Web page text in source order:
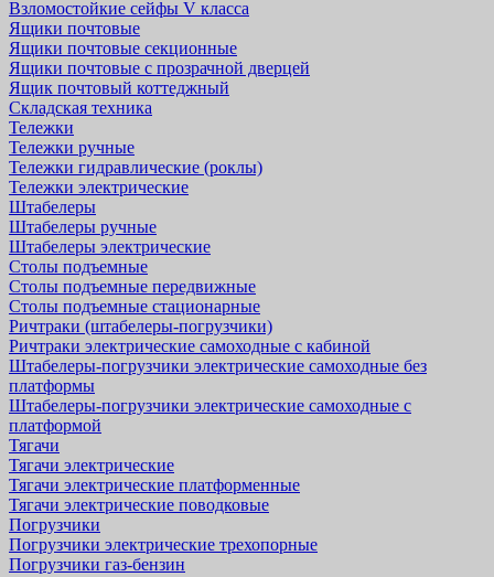
Взломостойкие сейфы V класса
Ящики почтовые
Ящики почтовые секционные
Ящики почтовые с прозрачной дверцей
Ящик почтовый коттеджный
Складская техника
Тележки
Тележки ручные
Тележки гидравлические (роклы)
Тележки электрические
Штабелеры
Штабелеры ручные
Штабелеры электрические
Столы подъемные
Столы подъемные передвижные
Столы подъемные стационарные
Ричтраки (штабелеры-погрузчики)
Ричтраки электрические самоходные с кабиной
Штабелеры-погрузчики электрические самоходные без
платформы
Штабелеры-погрузчики электрические самоходные с
платформой
Тягачи
Тягачи электрические
Тягачи электрические платформенные
Тягачи электрические поводковые
Погрузчики
Погрузчики электрические трехопорные
Погрузчики газ-бензин